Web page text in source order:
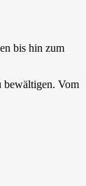
bis hin zum
bewältigen. Vom